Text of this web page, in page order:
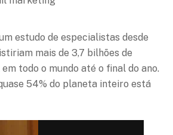
estudo de especialistas desde
mais de 3,7 bilhões de
todo o mundo até o final do ano.
54% do planeta inteiro está